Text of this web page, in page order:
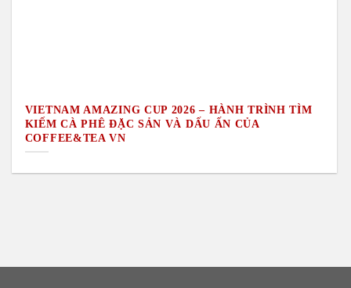
VIETNAM AMAZING CUP 2026 – HÀNH TRÌNH TÌM
KIẾM CÀ PHÊ ĐẶC SẢN VÀ DẤU ẤN CỦA
COFFEE&TEA VN